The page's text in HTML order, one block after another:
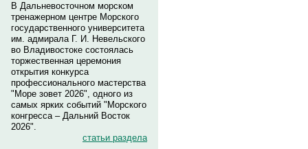
В Дальневосточном морском
тренажерном центре Морского
государственного университета
им. адмирала Г. И. Невельского
во Владивостоке состоялась
торжественная церемония
открытия конкурса
профессионального мастерства
"Море зовет 2026", одного из
самых ярких событий "Морского
конгресса – Дальний Восток
2026".
статьи раздела